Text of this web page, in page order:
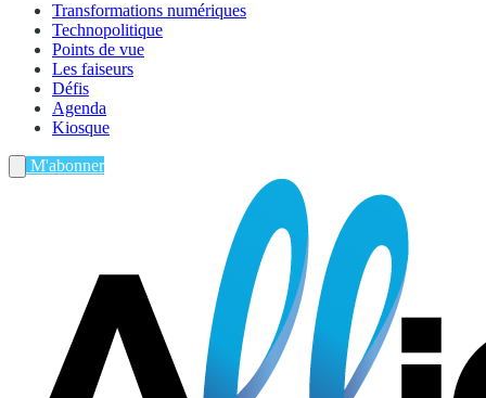
Transformations numériques
Technopolitique
Points de vue
Les faiseurs
Défis
Agenda
Kiosque
M'abonner